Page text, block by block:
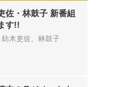
佐・林鼓子 新番組
す!!
紡木吏佐、林鼓子